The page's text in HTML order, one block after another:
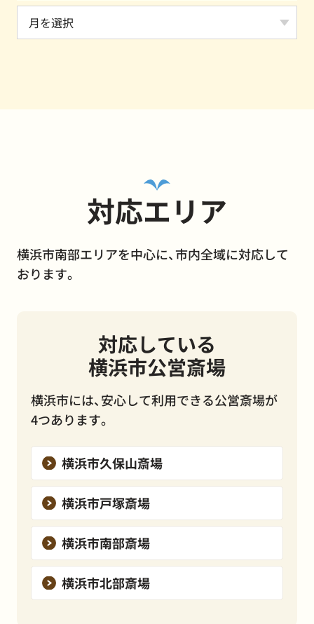
対応エリア
横浜市南部エリアを中心に、市内全域に対応して
おります。
対応している
横浜市公営斎場
横浜市には、安心して利用できる公営斎場が
4つあります。
横浜市久保山斎場
横浜市戸塚斎場
横浜市南部斎場
横浜市北部斎場